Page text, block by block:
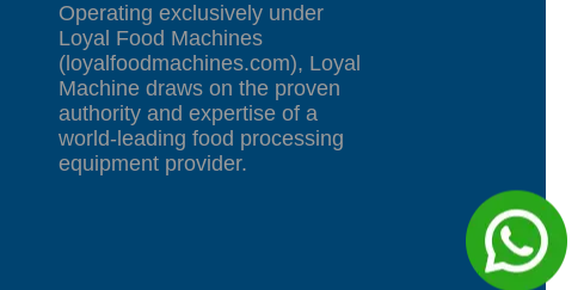
Operating exclusively under
Loyal Food Machines
(loyalfoodmachines.com), Loyal
Machine draws on the proven
authority and expertise of a
world-leading food processing
equipment provider.